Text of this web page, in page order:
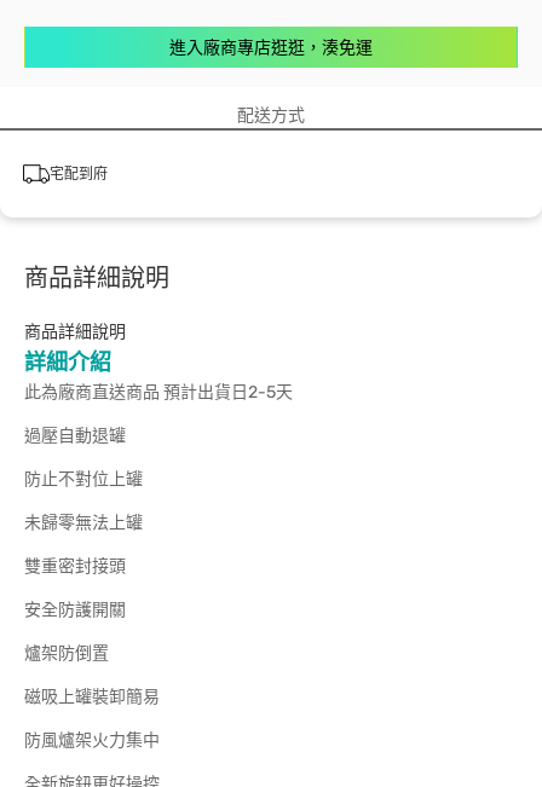
進入廠商專店逛逛，湊免運
配送方式
宅配到府
商品詳細說明
商品詳細說明
詳細介紹
此為廠商直送商品 預計出貨日2-5天
過壓自動退罐
防止不對位上罐
未歸零無法上罐
雙重密封接頭
安全防護開關
爐架防倒置
磁吸上罐裝卸簡易
防風爐架火力集中